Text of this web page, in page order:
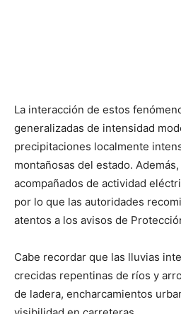
La interacción de estos
generalizadas de intensidad
precipitaciones localmente
montañosas del estado.
acompañados de actividad
por lo que las autoridades
atentos a los avisos de
Cabe recordar que las lluvias
crecidas repentinas de ríos y
de ladera, encharcamientos